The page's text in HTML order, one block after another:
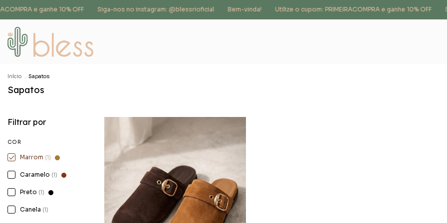
e ganhe 10% OFF Siga-nos no instagram: @blessrioficial Bem-vinda! Utilize o cupom: PRIMEIRACOMPRA e ganhe 10% OFF
Início . Sapatos
Sapatos
Filtrar por
COR
Marrom (1)
Caramelo (1)
Preto (1)
Canela (1)